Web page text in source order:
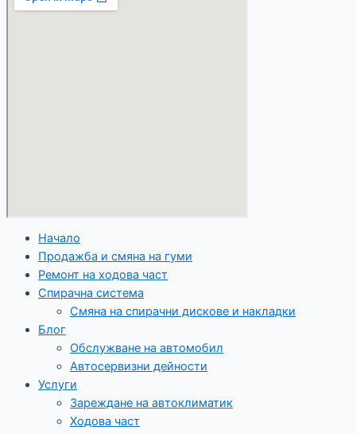
Начало
Продажба и смяна на гуми
Ремонт на ходова част
Спирачна система
Смяна на спирачни дискове и накладки
Блог
Обслужване на автомобил
Автосервизни дейности
Услуги
Зареждане на автоклиматик
Ходова част